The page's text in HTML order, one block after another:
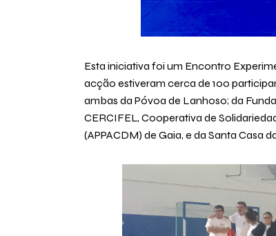
Esta iniciativa foi um Encontro
acção estiveram cerca de 100
ambas da Póvoa de Lanhoso; da
CERCIFEL, Cooperativa de
(APPACDM) de Gaia, e da Santa Casa